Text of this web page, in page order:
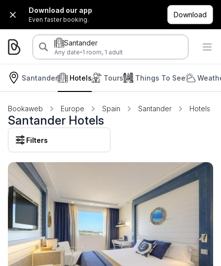
Download our app
Even faster booking.
Download
Santander
Any date·1 room, 1 adult
Santander Hotels Tours Things To See
Bookaweb Europe Spain Santander Hotels
Santander Hotels
Filters